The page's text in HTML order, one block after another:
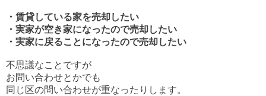
・賃貸している家を売却したい
・実家が空き家になったので売却したい
・実家に戻ることになったので売却したい
不思議なことですが
お問い合わせとかでも
同じ区の問い合わせが重なったりします。